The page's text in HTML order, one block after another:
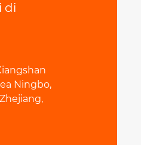
di
Ningbo,